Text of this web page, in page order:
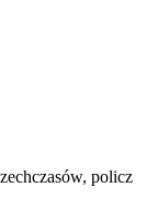
policz